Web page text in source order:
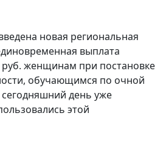
новая региональная
выплата
руб. женщинам при постановке
обучающимся по очной
день уже
этой